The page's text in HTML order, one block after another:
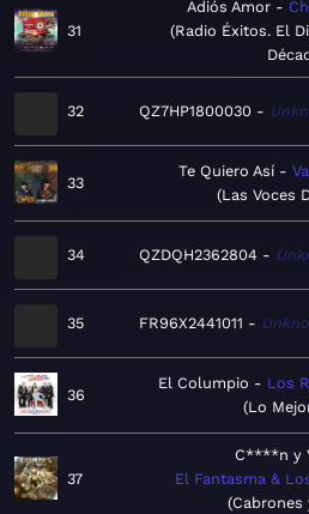
31
Adiós Amor
Radio Éxitos. El
32 QZ7HP1800030
33
Te Quiero Así
Las Voces
34 QZDQH2362804
35 FR96X2441011
36
El Columpio
Los
Lo
37
C****n y
El Fantasma &
Cabrones